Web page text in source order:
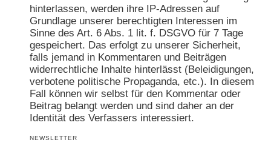
hinterlassen, werden ihre IP-Adressen auf
Grundlage unserer berechtigten Interessen im
Sinne des Art. 6 Abs. 1 lit. f. DSGVO für 7 Tage
gespeichert. Das erfolgt zu unserer Sicherheit,
falls jemand in Kommentaren und Beiträgen
widerrechtliche Inhalte hinterlässt (Beleidigungen,
verbotene politische Propaganda, etc.). In diesem
Fall können wir selbst für den Kommentar oder
Beitrag belangt werden und sind daher an der
Identität des Verfassers interessiert.
NEWSLETTER